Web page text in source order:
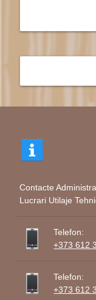
Contacte
Lucrari Utilaje
Telefon:
+373 612
Telefon:
+373 612